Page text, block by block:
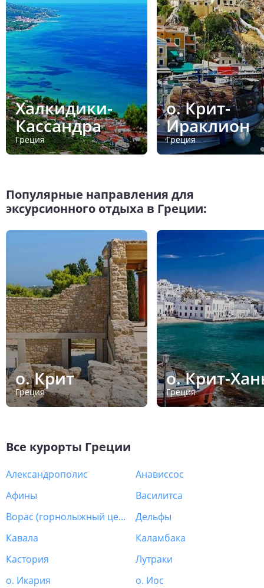
Халкидики-
Кассандра
Греция
о. Крит-
Ираклион
Греция
Популярные направления для
эксурсионного отдыха в Греции:
о. Крит
Греция
о. Крит-
Греция
Все курорты Греции
Александрополис
Анависсос
Афины
Василитса
Ворас (горнолыжный центр)
Дельфы
Кавала
Каламбака
Кастория
Лутраки
о. Икария
о. Иос